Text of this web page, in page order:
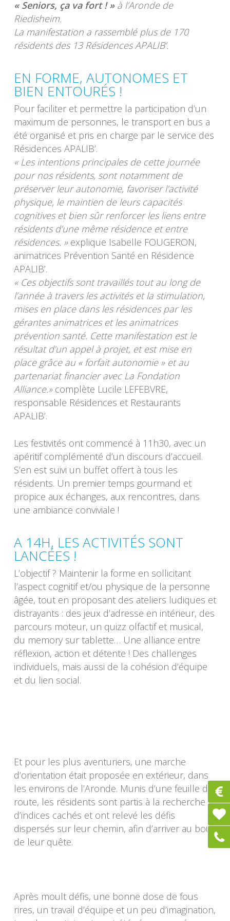
« Seniors, ça va fort ! » à l’Aronde de
Riedisheim.
La manifestation a rassemblé plus de 170
résidents des 13 Résidences APALIB’.
EN FORME, AUTONOMES ET
BIEN ENTOURÉS !
Pour faciliter et permettre la participation d’un
maximum de personnes, le transport en bus a
été organisé et pris en charge par le service des
Résidences APALIB’.
« Les intentions principales de cette journée
pour nos résidents, sont notamment de
préserver leur autonomie, favoriser l’activité
physique, le maintien de leurs capacités
cognitives et bien sûr renforcer les liens entre
résidents d’une même résidence et entre
résidences. » explique Isabelle FOUGERON,
animatrices Prévention Santé en Résidence
APALIB’.
« Ces objectifs sont travaillés tout au long de
l’année à travers les activités et la stimulation,
mises en place dans les résidences par les
gérantes animatrices et les animatrices
prévention santé. Cette manifestation est le
résultat d’un appel à projet, et est mise en
place grâce au « forfait autonomie » et au
partenariat financier avec La Fondation
Alliance.»complète Lucile LEFEBVRE,
responsable Résidences et Restaurants
APALIB’.
Les festivités ont commencé à 11h30, avec un
apéritif complémenté d’un discours d’accueil.
S’en est suivi un buffet offert à tous les
résidents. Un premier temps gourmand et
propice aux échanges, aux rencontres, dans
une ambiance conviviale !
A 14H, LES ACTIVITÉS SONT
LANCÉES !
L’objectif ? Maintenir la forme en sollicitant
l’aspect cognitif et/ou physique de la personne
âgée, tout en proposant des ateliers ludiques et
distrayants : des jeux d’adresse en intérieur, des
parcours moteur, un quizz olfactif et musical,
du memory sur tablette… Une alliance entre
réflexion, action et détente ! Des challenges
individuels, mais aussi de la cohésion d’équipe
et du lien social.
Et pour les plus aventuriers, une marche
d’orientation était proposée en extérieur, dans
les environs de l’Aronde. Munis d’une feuille de
route, les résidents sont partis à la recherche
d’indices cachés et ont relevé les défis
dispersés sur leur chemin, afin d’arriver au bout
de leur quête.
Après moult défis, une bonne dose de fous
rires, un travail d’équipe et un peu d’imagination,